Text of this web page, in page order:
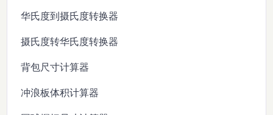
华氏度到摄氏度转换器
摄氏度转华氏度转换器
背包尺寸计算器
冲浪板体积计算器